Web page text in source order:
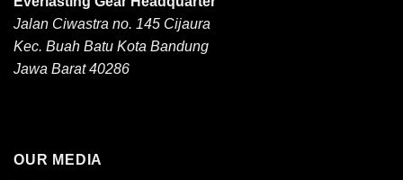
Jalan Ciwastra no. 145 Cijaura
Kec. Buah Batu Kota Bandung
Jawa Barat 40286
OUR MEDIA